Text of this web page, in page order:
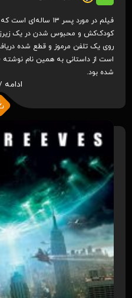
فیلم در مورد پسر ۱۳
کودک‌کش و محبوس شدن در یک
روی یک تلفن مرموز و قطع شده
شده بود.
ادامه